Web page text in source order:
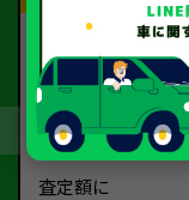
契約
査定額に